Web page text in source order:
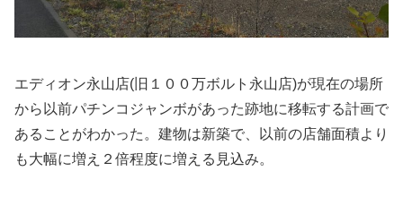
エディオン永山店(旧１００万ボルト永山店)が現在の場所
から以前パチンコジャンボがあった跡地に移転する計画で
あることがわかった。建物は新築で、以前の店舗面積より
も大幅に増え２倍程度に増える見込み。